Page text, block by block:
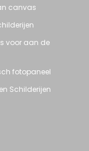
canvas
voor aan de
fotopaneel
Schilderijen